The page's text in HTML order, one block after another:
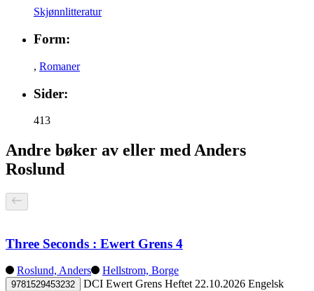
Skjønnlitteratur
Form:
, Romaner
Sider:
413
Andre bøker av eller med Anders
Roslund
Three Seconds : Ewert Grens 4
Roslund, Anders Hellstrom, Borge
9781529453232 DCI Ewert Grens Heftet 22.10.2026 Engelsk